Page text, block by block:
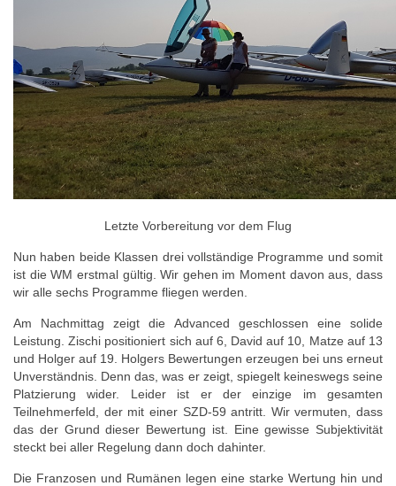
Letzte Vorbereitung vor dem Flug
Nun haben beide Klassen drei vollständige Programme und somit
ist die WM erstmal gültig. Wir gehen im Moment davon aus, dass
wir alle sechs Programme fliegen werden.
Am Nachmittag zeigt die Advanced geschlossen eine solide
Leistung. Zischi positioniert sich auf 6, David auf 10, Matze auf 13
und Holger auf 19. Holgers Bewertungen erzeugen bei uns erneut
Unverständnis. Denn das, was er zeigt, spiegelt keineswegs seine
Platzierung wider. Leider ist er der einzige im gesamten
Teilnehmerfeld, der mit einer SZD-59 antritt. Wir vermuten, dass
das der Grund dieser Bewertung ist. Eine gewisse Subjektivität
steckt bei aller Regelung dann doch dahinter.
Die Franzosen und Rumänen legen eine starke Wertung hin und